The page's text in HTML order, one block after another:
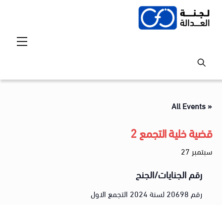
Skip
« All Events
قضية خلية التجمع 2
سبتمبر 27
رقم الجنايات/الجنح
رقم 20698 لسنة 2024 التجمع الاول